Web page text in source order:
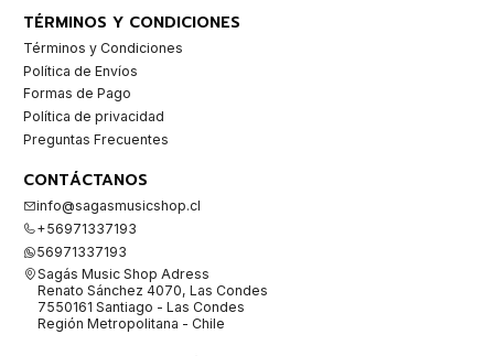
TÉRMINOS Y CONDICIONES
Términos y Condiciones
Política de Envíos
Formas de Pago
Política de privacidad
Preguntas Frecuentes
CONTÁCTANOS
info@sagasmusicshop.cl
+56971337193
56971337193
Sagás Music Shop Adress
Renato Sánchez 4070, Las Condes
7550161 Santiago - Las Condes
Región Metropolitana - Chile